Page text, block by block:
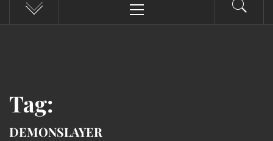
Menu
Tag:
DEMONSLAYER